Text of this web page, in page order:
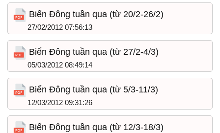
Biển Đông tuần qua (từ 20/2-26/2)
27/02/2012 07:56:13
Biển Đông tuần qua (từ 27/2-4/3)
05/03/2012 08:49:14
Biển Đông tuần qua (từ 5/3-11/3)
12/03/2012 09:31:26
Biển Đông tuần qua (từ 12/3-18/3)